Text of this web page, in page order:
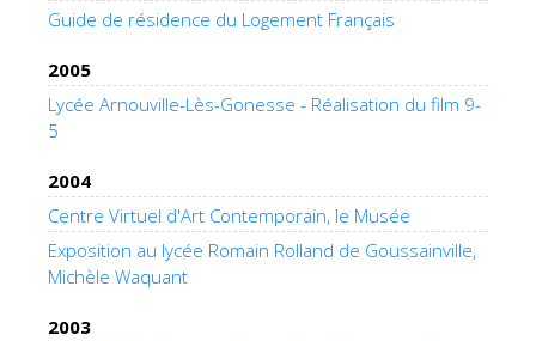
Guide de résidence du Logement Français
2005
Lycée Arnouville-Lès-Gonesse - Réalisation du film 9-
5
2004
Centre Virtuel d'Art Contemporain, le Musée
Exposition au lycée Romain Rolland de Goussainville,
Michèle Waquant
2003